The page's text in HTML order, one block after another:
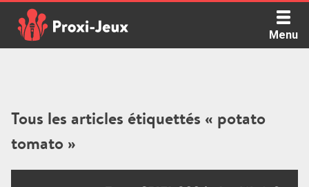
content
Menu
Tous les articles étiquettés « potato
tomato »